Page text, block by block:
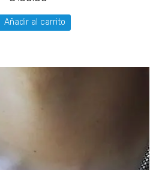
Añadir al carrito